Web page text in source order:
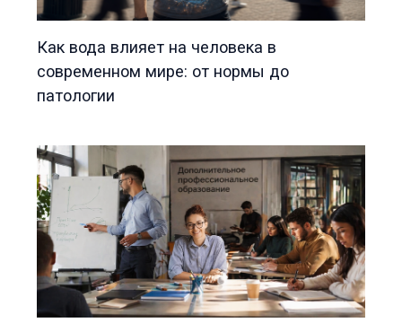
Как вода влияет на человека в
современном мире: от нормы до
патологии